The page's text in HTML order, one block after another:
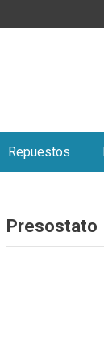
Repuestos
Presostato